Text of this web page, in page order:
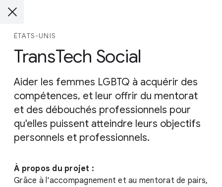
ÉTATS-UNIS
TransTech Social
Aider les femmes LGBTQ à acquérir des
compétences, et leur offrir du mentorat
et des débouchés professionnels pour
qu'elles puissent atteindre leurs objectifs
personnels et professionnels.
À propos du projet :
Grâce à l'accompagnement et au mentorat de pairs,